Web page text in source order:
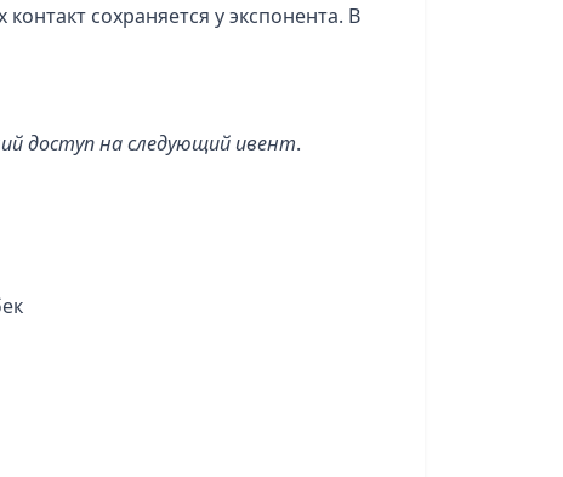
сохраняется у экспонента. В
доступ на следующий ивент.